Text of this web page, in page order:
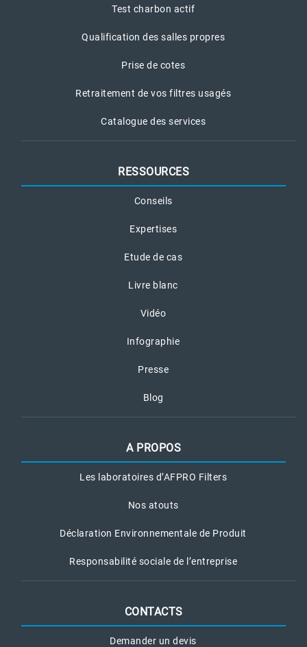
Test charbon actif
Qualification des salles propres
Prise de cotes
Retraitement de vos filtres usagés
Catalogue des services
RESSOURCES
Conseils
Expertises
Etude de cas
Livre blanc
Vidéo
Infographie
Presse
Blog
A PROPOS
Les laboratoires d’AFPRO Filters
Nos atouts
Déclaration Environnementale de Produit
Responsabilité sociale de l’entreprise
CONTACTS
Demander un devis